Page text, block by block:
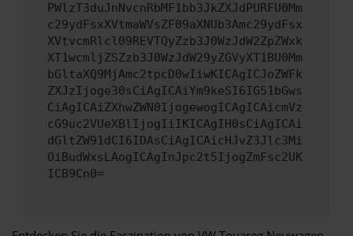
PWlzT3duJnNvcnRbMF1bb3JkZXJdPURFU0Mm
c29ydFsxXVtmaWVsZF09aXNUb3Amc29ydFsx
XVtvcmRlcl09REVTQyZzb3J0WzJdW2ZpZWxk
XT1wcmljZSZzb3J0WzJdW29yZGVyXT1BU0Mm
bGltaXQ9MjAmc2tpcD0wIiwKICAgICJoZWFk
ZXJzIjoge30sCiAgICAiYm9keSI6IG51bGws
CiAgICAiZXhwZWN0IjogewogICAgICAicmVz
cG9uc2VUeXBlIjogIiIKICAgIH0sCiAgICAi
dGltZW91dCI6IDAsCiAgICAicHJvZ3Jlc3Mi
OiBudWxsLAogICAgInJpc2t5IjogZmFsc2UK
ICB9Cn0=